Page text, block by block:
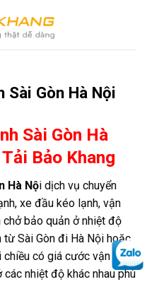
Sài Gòn Hà Nội
Sài Gòn Hà
Bảo Khang
Hà Nội dịch vụ chuyển
xe đầu kéo lạnh, vận
chở bảo quản ở nhiệt độ
từ Sài Gòn đi Hà Nội hoặc
chiều có giá cước vận
các nhiệt độ khác nhau phù